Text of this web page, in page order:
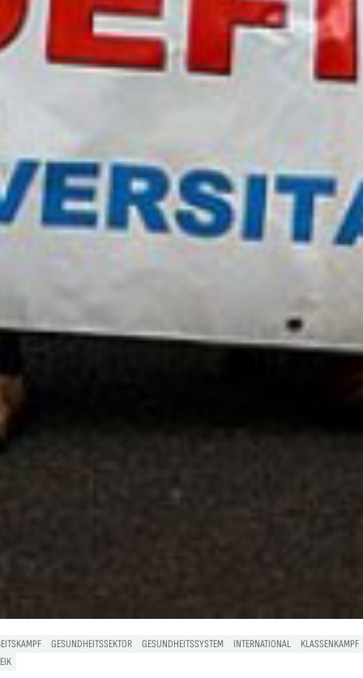
GESUNDHEITSSEKTOR GESUNDHEITSSYSTEM INTERNATIONAL
KLASSENKAMPF